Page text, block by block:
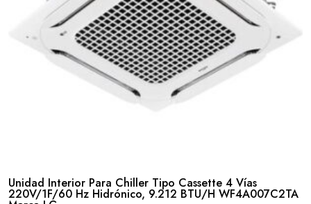
Unidad Interior Para Chiller Tipo Cassette 4 Vías
220V/1F/60 Hz Hidrónico, 9.212 BTU/H WF4A007C2TA